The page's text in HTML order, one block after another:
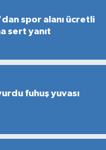
spor alanı ücretli
sert yanıt
fuhuş yuvası